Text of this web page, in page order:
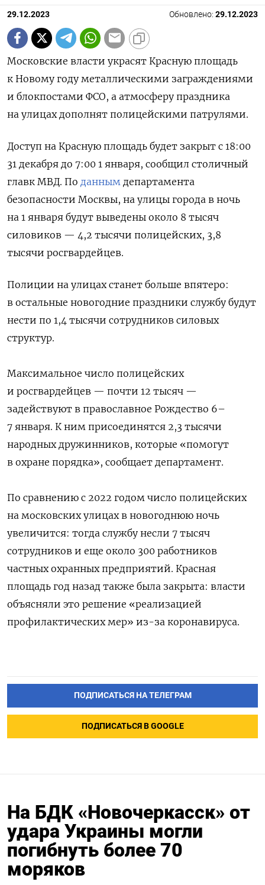
29.12.2023 Обновлено: 29.12.2023
Московские власти украсят Красную площадь
к Новому году металлическими заграждениями
и блокпостами ФСО, а атмосферу праздника
на улицах дополнят полицейскими патрулями.
Доступ на Красную площадь будет закрыт с 18:00
31 декабря до 7:00 1 января, cообщил столичный
главк МВД. По данным департамента
безопасности Москвы, на улицы города в ночь
на 1 января будут выведены около 8 тысяч
силовиков — 4,2 тысячи полицейских, 3,8
тысячи росгвардейцев.
Полиции на улицах станет больше впятеро:
в остальные новогодние праздники службу будут
нести по 1,4 тысячи сотрудников силовых
структур.
Максимальное число полицейских
и росгвардейцев — почти 12 тысяч —
задействуют в православное Рождество 6–
7 января. К ним присоединятся 2,3 тысячи
народных дружинников, которые «помогут
в охране порядка», сообщает департамент.
По сравнению с 2022 годом число полицейских
на московских улицах в новогоднюю ночь
увеличится: тогда службу несли 7 тысяч
сотрудников и еще около 300 работников
частных охранных предприятий. Красная
площадь год назад также была закрыта: власти
объясняли это решение «реализацией
профилактических мер» из-за коронавируса.
ПОДПИСАТЬСЯ НА ТЕЛЕГРАМ
ПОДПИСАТЬСЯ В GOOGLE
На БДК «Новочеркасск» от
удара Украины могли
погибнуть более 70
моряков